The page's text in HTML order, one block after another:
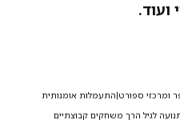
ועוד.
ומרכזי ספורט|התעמלות אומנותית
לגיל הרך משחקים קבוצתיים